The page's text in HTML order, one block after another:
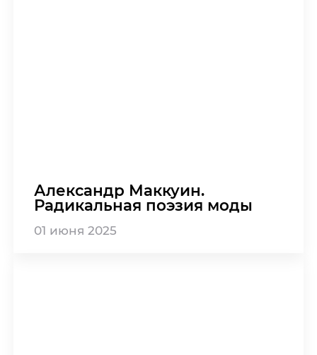
Александр Маккуин.
Радикальная поэзия моды
01 июня 2025